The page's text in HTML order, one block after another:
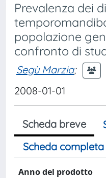
Prevalenza dei
popolazione
confronto di
Segù Marzia;
2008-01-01
Scheda breve
Scheda completa
Anno del prodotto